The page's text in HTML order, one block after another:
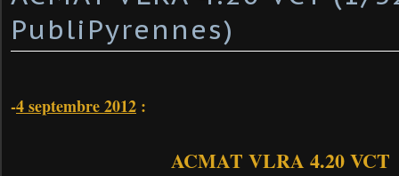
PubliPyrennes)
-4 septembre 2012 :
ACMAT VLRA 4.20 VCT